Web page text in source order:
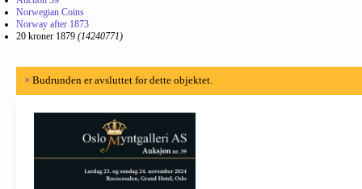
Norwegian Coins
Norway after 1873
20 kroner 1879 (14240771)
× Budrunden er avsluttet for dette objektet.